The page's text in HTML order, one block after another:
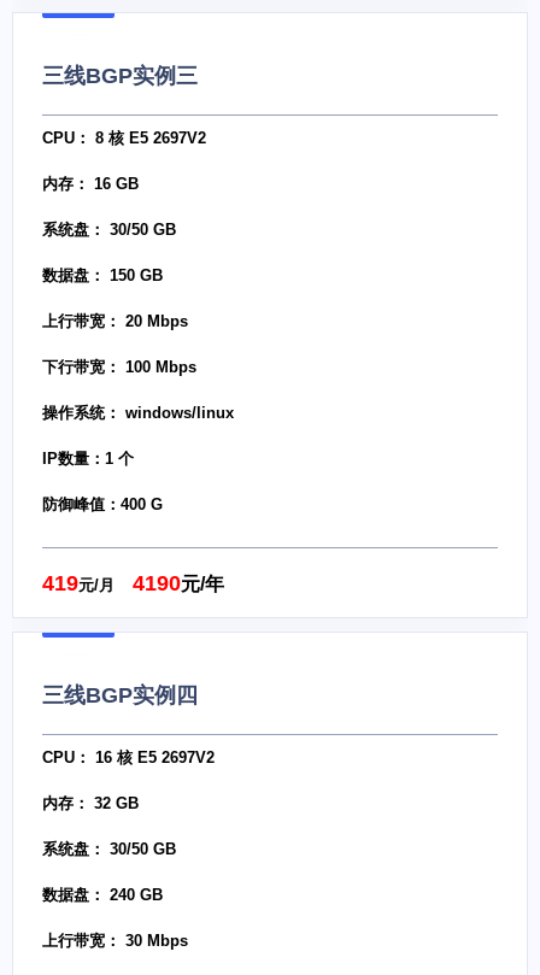
三线BGP实例三
CPU： 8 核 E5 2697V2
内存： 16 GB
系统盘： 30/50 GB
数据盘： 150 GB
上行带宽： 20 Mbps
下行带宽： 100 Mbps
操作系统： windows/linux
IP数量：1 个
防御峰值：400 G
419元/月 4190元/年
三线BGP实例四
CPU： 16 核 E5 2697V2
内存： 32 GB
系统盘： 30/50 GB
数据盘： 240 GB
上行带宽： 30 Mbps